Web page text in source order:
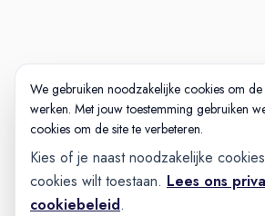
We gebruiken noodzakelijke cookies om
werken. Met jouw toestemming gebruiken
cookies om de site te verbeteren.
Kies of je naast noodzakelijke
cookies wilt toestaan. Lees ons
cookiebeleid.